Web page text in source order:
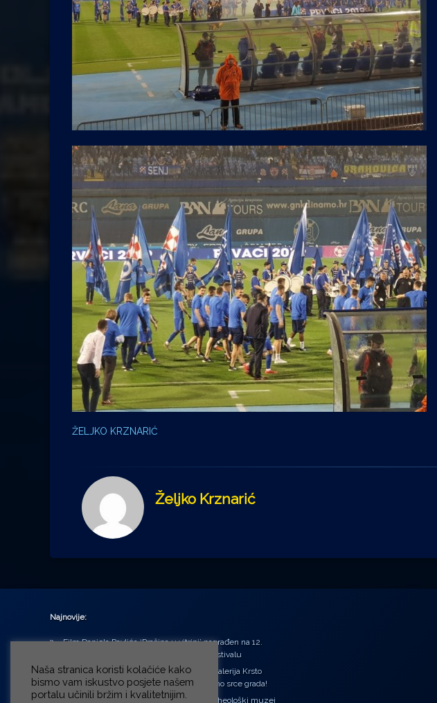
ŽELJKO KRZNARIĆ
Željko Krznarić
Najnovije:
Film Daniela Pavlića ‘Prašina u vitrini’ nagrađen na 12.
Green Montenegro International Film Festivalu
U središtu Petrinje otvorena obnovljena Galerija Krsto
Hegedušić: Kultura vraćena kući, u samo srce grada!
Od petka do nedjelje (31.7. – 2.8.2026.) Arheološki muzej
Naša stranica koristi kolačiće kako
bismo vam iskustvo posjete našem
portalu učinili bržim i kvalitetnijim.